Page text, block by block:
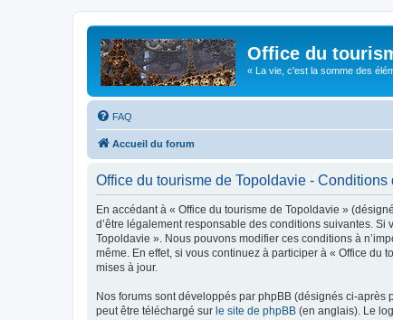
Office du
« La vie, c'est la somme des
FAQ
Accueil du forum
Office du tourisme de Topoldavie - Conditions
En accédant à « Office du tourisme de Topoldavie »
d’être légalement responsable des conditions suivantes.
Topoldavie ». Nous pouvons modifier ces conditions à
même. En effet, si vous continuez à participer à « Office du
mises à jour.
Nos forums sont développés par phpBB (désignés ci-
peut être téléchargé sur le site de phpBB (en anglais). Le